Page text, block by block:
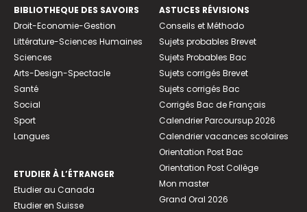
BIBLIOTHEQUE DES SAVOIRS
Droit-Economie-Gestion
Littérature-Sciences Humaines
Sciences
Arts-Design-Spectacle
Santé
Social
Sport
Langues
ETUDIER À L’ÉTRANGER
Etudier au Canada
Etudier en Suisse
ASTUCES RÉVISIONS
Conseils et Méthodo
Sujets probables Brevet
Sujets Probables Bac
Sujets corrigés Brevet
Sujets corrigés Bac
Corrigés Bac de Français
Calendrier Parcoursup 2026
Calendrier vacances scolaires
Orientation Post Bac
Orientation Post Collège
Mon master
Grand Oral 2026